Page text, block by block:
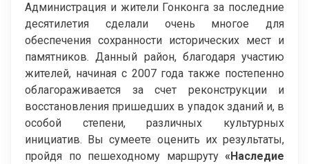
Администрация и жители Гонконга за последние
десятилетия сделали очень многое для
обеспечения сохранности исторических мест и
памятников. Данный район, благодаря участию
жителей, начиная с 2007 года также постепенно
облагораживается за счет реконструкции и
восстановления пришедших в упадок зданий и, в
особой степени, различных культурных
инициатив. Вы сумеете оценить их результаты,
пройдя по пешеходному маршруту «Наследие